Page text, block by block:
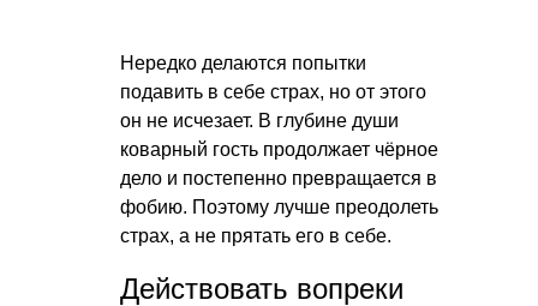
Нередко делаются попытки
подавить в себе страх, но от этого
он не исчезает. В глубине души
коварный гость продолжает чёрное
дело и постепенно превращается в
фобию. Поэтому лучше преодолеть
страх, а не прятать его в себе.
Действовать вопреки